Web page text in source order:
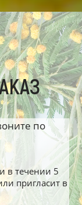
по
в течении 5
пригласит в